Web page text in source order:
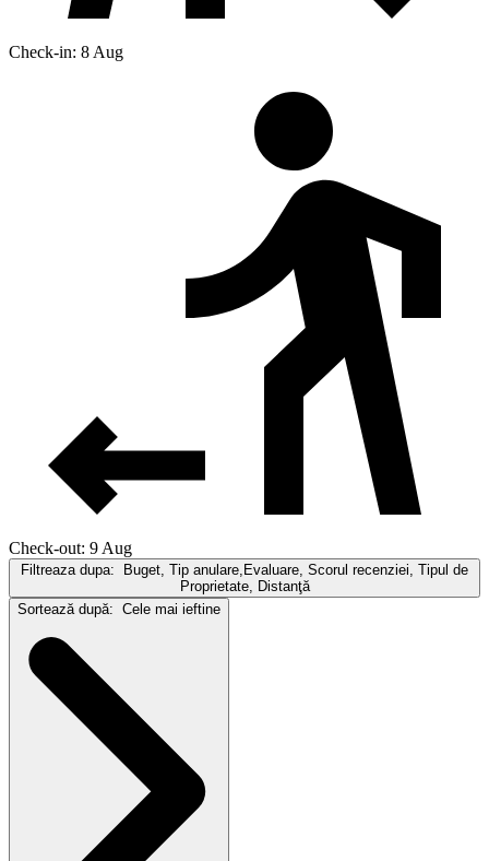
Check-in: 8 Aug
Check-out: 9 Aug
Filtreaza dupa: Buget, Tip anulare,Evaluare, Scorul recenziei, Tipul de
Proprietate, Distanţă
Sortează după: Cele mai ieftine